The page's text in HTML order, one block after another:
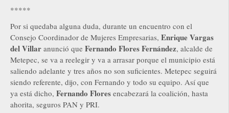
*****
Por si quedaba alguna duda, durante un encuentro con el
Consejo Coordinador de Mujeres Empresarias, Enrique Vargas
del Villar anunció que Fernando Flores Fernández, alcalde de
Metepec, se va a reelegir y va a arrasar porque el municipio está
saliendo adelante y tres años no son suficientes. Metepec seguirá
siendo referente, dijo, con Fernando y todo su equipo. Así que
ya está dicho, Fernando Flores encabezará la coalición, hasta
ahorita, seguros PAN y PRI.